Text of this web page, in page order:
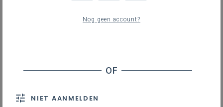
Nog geen account?
NIET AANMELDEN